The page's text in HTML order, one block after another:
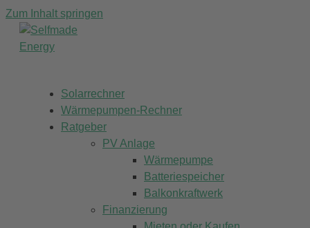
Zum Inhalt springen
Solarrechner
Wärmepumpen-Rechner
Ratgeber
PV Anlage
Wärmepumpe
Batteriespeicher
Balkonkraftwerk
Finanzierung